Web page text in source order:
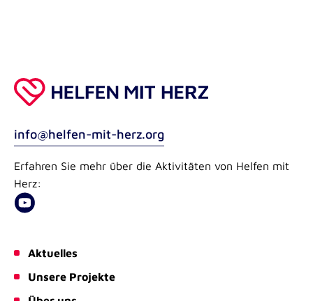
info@helfen-mit-herz.org
Erfahren Sie mehr über die Aktivitäten von Helfen mit
Herz:
Aktuelles
Unsere Projekte